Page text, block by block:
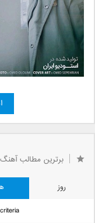
برترین مطالب
روز